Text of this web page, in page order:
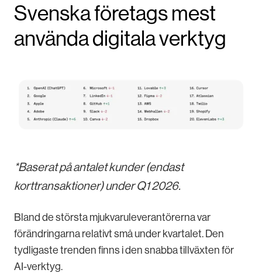
Svenska företags mest
använda digitala verktyg
*Baserat på antalet kunder (endast
korttransaktioner) under Q1 2026.
Bland de största mjukvaruleverantörerna var
förändringarna relativt små under kvartalet. Den
tydligaste trenden finns i den snabba tillväxten för
AI-verktyg.